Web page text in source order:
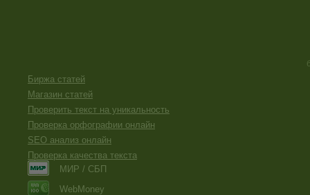
Биржа статей
Магазин статей
Проверить текст на уникальность
Проверка орфографии онлайн
SEO анализ онлайн
Проверка качества текста
МИР / СБП
WebMoney